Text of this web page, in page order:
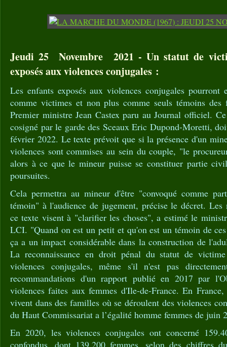
Jeudi 25 Novembre 2021 - Un statut de
exposés aux violences conjugales :
Les enfants exposés aux violences conjugales pourront
comme victimes et non plus comme seuls témoins
Premier ministre Jean Castex paru au Journal officiel.
cosigné par le garde des Sceaux Eric Dupond-Moretti,
février 2022. Le texte prévoit que si la présence d'un
violences sont commises au sein du couple, "le
alors à ce que le mineur puisse se constituer partie
poursuites.
Cela permettra au mineur d'être "convoqué comme
témoin" à l'audience de jugement, précise le décret. Les
ce texte visent à "clarifier les choses", a estimé le
LCI. "Quand on est un petit et qu'on est un témoin de
ça a un impact considérable dans la construction de
La reconnaissance en droit pénal du statut de
violences conjugales, même s'il n'est pas
recommandations d'un rapport publié en 2017 par
violences faites aux femmes d'Ile-de-France. En
vivent dans des familles où se déroulent des violences
du Haut Commissariat a l’égalité homme femmes de juin
En 2020, les violences conjugales ont concerné
confondus, dont 139.200 femmes, selon des chiffres